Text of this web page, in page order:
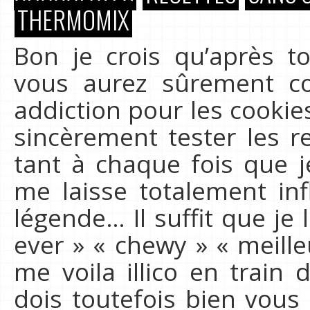
THERMOMIX
Bon je crois qu’après
vous aurez sûrement
addiction pour les
sincèrement tester les
tant à chaque fois que
me laisse totalement
légende… Il suffit que je
ever » « chewy » «
me voila illico en train
dois toutefois bien